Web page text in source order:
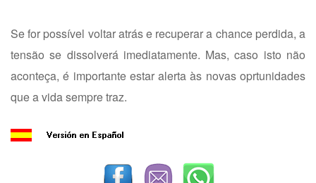
Se for possível voltar atrás e recuperar a chance perdida, a
tensão se dissolverá imediatamente. Mas, caso isto não
aconteça, é importante estar alerta às novas oprtunidades
que a vida sempre traz.